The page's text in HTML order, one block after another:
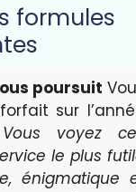
formules
poursuit
sur
Vous voyez
le plus
énigmatique